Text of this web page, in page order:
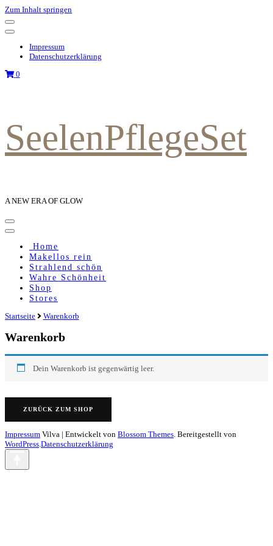
Zum Inhalt springen
Impressum
Datenschutzerklärung
0
SeelenPflegeSet
A NEW ERA OF GLOW
Home
Makellos rein
Strahlend schön
Wahre Schönheit
Shop
Stores
Startseite Warenkorb
Warenkorb
Dein Warenkorb ist gegenwärtig leer.
ZURÜCK ZUM SHOP
Impressum Vilva | Entwickelt von Blossom Themes. Bereitgestellt von
WordPress.Datenschutzerklärung